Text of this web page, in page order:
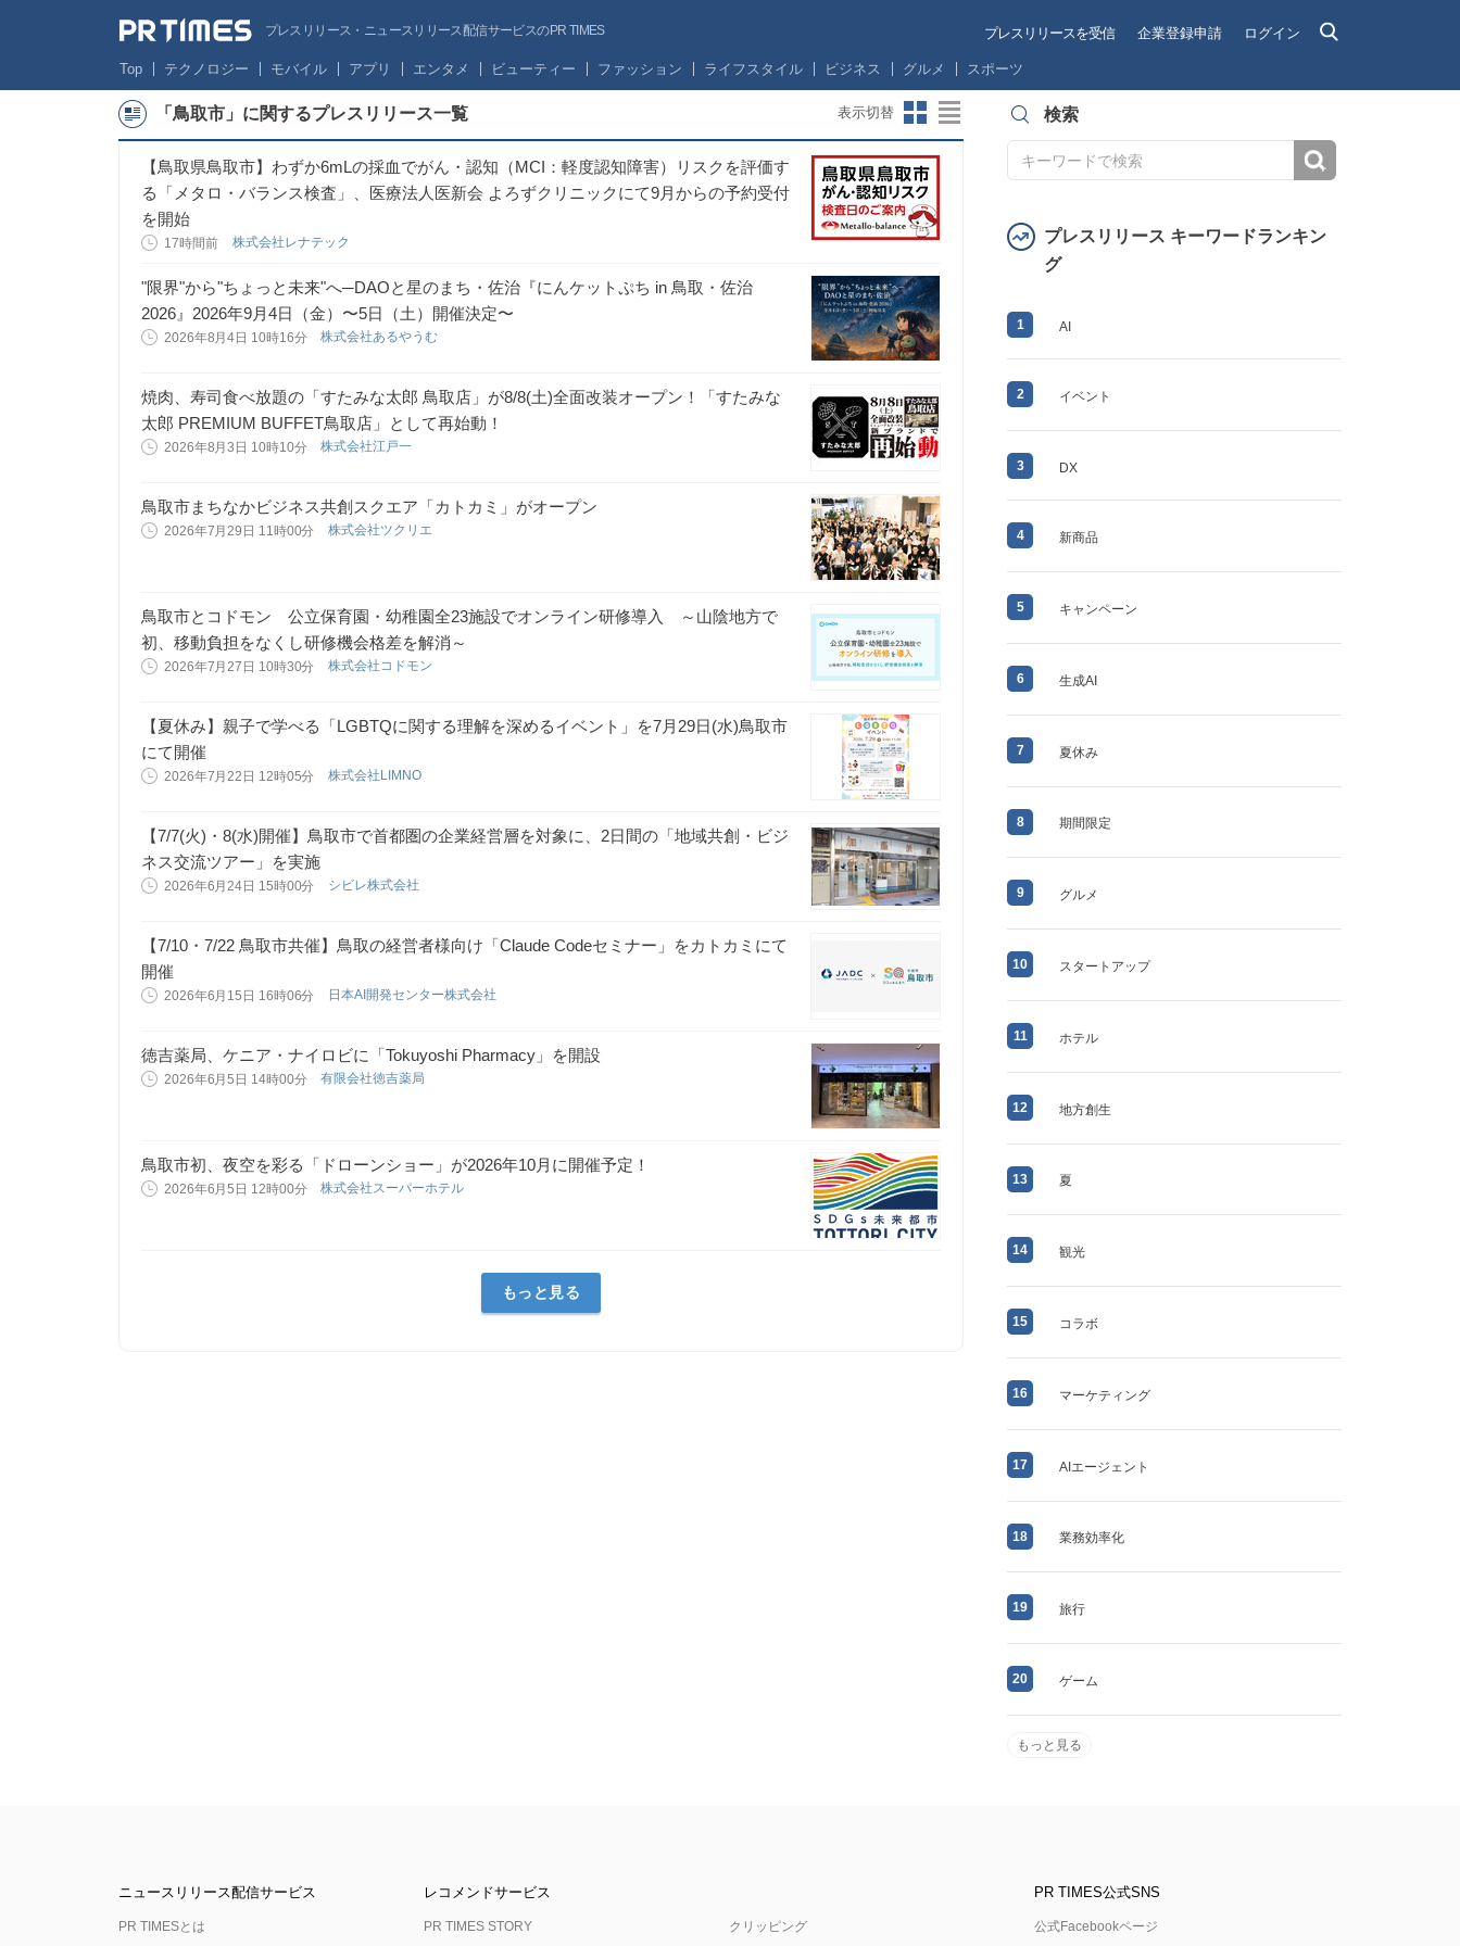
プレスリリース・ニュースリリース配信サービスのPR TIMES プレスリリースを受信 企業登録申請 ログイン
Top テクノロジー モバイル アプリ エンタメ ビューティー ファッション ライフスタイル ビジネス グルメ スポーツ
「鳥取市」に関するプレスリリース一覧 表示切替
【鳥取県鳥取市】わずか6mLの採血でがん・認知（MCI：軽度認知障害）リスクを評価す
る「メタロ・バランス検査」、医療法人医新会 よろずクリニックにて9月からの予約受付
を開始
17時間前 株式会社レナテック
"限界"から"ちょっと未来"へ─DAOと星のまち・佐治『にんケットぷち in 鳥取・佐治
2026』2026年9月4日（金）〜5日（土）開催決定〜
2026年8月4日 10時16分 株式会社あるやうむ
焼肉、寿司食べ放題の「すたみな太郎 鳥取店」が8/8(土)全面改装オープン！「すたみな
太郎 PREMIUM BUFFET鳥取店」として再始動！
2026年8月3日 10時10分 株式会社江戸一
鳥取市まちなかビジネス共創スクエア「カトカミ」がオープン
2026年7月29日 11時00分 株式会社ツクリエ
鳥取市とコドモン 公立保育園・幼稚園全23施設でオンライン研修導入 ～山陰地方で
初、移動負担をなくし研修機会格差を解消～
2026年7月27日 10時30分 株式会社コドモン
【夏休み】親子で学べる「LGBTQに関する理解を深めるイベント」を7月29日(水)鳥取市
にて開催
2026年7月22日 12時05分 株式会社LIMNO
【7/7(火)・8(水)開催】鳥取市で首都圏の企業経営層を対象に、2日間の「地域共創・ビジ
ネス交流ツアー」を実施
2026年6月24日 15時00分 シビレ株式会社
【7/10・7/22 鳥取市共催】鳥取の経営者様向け「Claude Codeセミナー」をカトカミにて
開催
2026年6月15日 16時06分 日本AI開発センター株式会社
徳吉薬局、ケニア・ナイロビに「Tokuyoshi Pharmacy」を開設
2026年6月5日 14時00分 有限会社徳吉薬局
鳥取市初、夜空を彩る「ドローンショー」が2026年10月に開催予定！
2026年6月5日 12時00分 株式会社スーパーホテル
もっと見る
検索
プレスリリース キーワードランキン
グ
1 AI
2 イベント
3 DX
4 新商品
5 キャンペーン
6 生成AI
7 夏休み
8 期間限定
9 グルメ
10 スタートアップ
11 ホテル
12 地方創生
13 夏
14 観光
15 コラボ
16 マーケティング
17 AIエージェント
18 業務効率化
19 旅行
20 ゲーム
もっと見る
ニュースリリース配信サービス
PR TIMESとは
レコメンドサービス
PR TIMES STORY クリッピング
PR TIMES公式SNS
公式Facebookページ